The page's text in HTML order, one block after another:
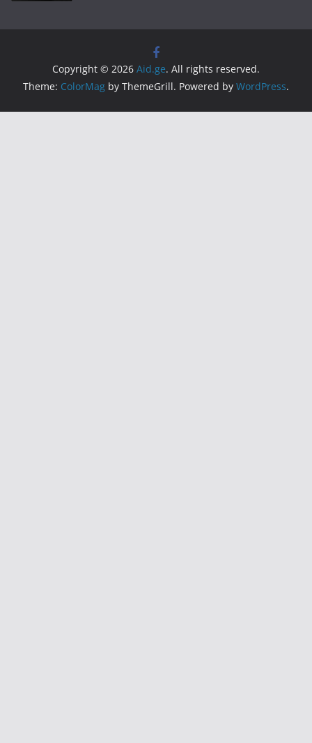
Copyright © 2026 Aid.ge. All rights reserved.
Theme: ColorMag by ThemeGrill. Powered by WordPress.